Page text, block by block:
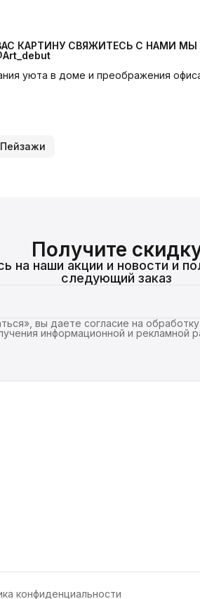
КАРТИНУ СВЯЖИТЕСЬ С НАМИ МЫ
уюта в доме и преображения
Пейзажи
Получите
на наши акции и новости и
следующий заказ
вы даете согласие на
информационной и рекламной
конфиденциальности